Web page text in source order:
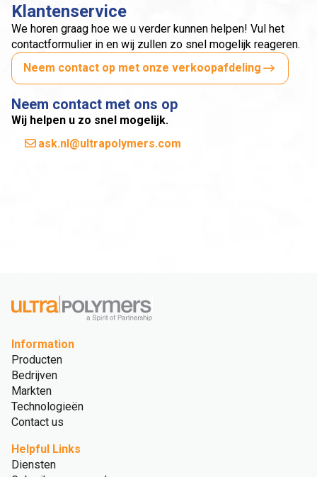
Klantenservice
We horen graag hoe we u verder kunnen helpen! Vul het
contactformulier in en wij zullen zo snel mogelijk reageren.
Neem contact op met onze verkoopafdeling
Neem contact met ons op
Wij helpen u zo snel mogelijk.
ask.nl@ultrapolymers.com
Information
Producten
Bedrijven
Markten
Technologieën
Contact us
Helpful Links
Diensten